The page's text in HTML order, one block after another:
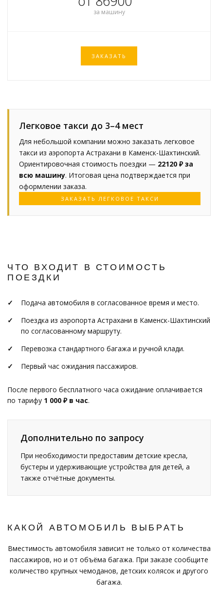
за машину
ЗАКАЗАТЬ
Легковое такси до 3–4 мест
Для небольшой компании можно заказать легковое
такси из аэропорта Астрахани в Каменск-Шахтинский.
Ориентировочная стоимость поездки — 22120 ₽ за
всю машину. Итоговая цена подтверждается при
оформлении заказа.
ЗАКАЗАТЬ ЛЕГКОВОЕ ТАКСИ
ЧТО ВХОДИТ В СТОИМОСТЬ
ПОЕЗДКИ
Подача автомобиля в согласованное время и место.
Поездка из аэропорта Астрахани в Каменск-Шахтинский
по согласованному маршруту.
Перевозка стандартного багажа и ручной клади.
Первый час ожидания пассажиров.
После первого бесплатного часа ожидание оплачивается
по тарифу 1 000 ₽ в час.
Дополнительно по запросу
При необходимости предоставим детские кресла,
бустеры и удерживающие устройства для детей, а
также отчётные документы.
КАКОЙ АВТОМОБИЛЬ ВЫБРАТЬ
Вместимость автомобиля зависит не только от количества
пассажиров, но и от объёма багажа. При заказе сообщите
количество крупных чемоданов, детских колясок и другого
багажа.